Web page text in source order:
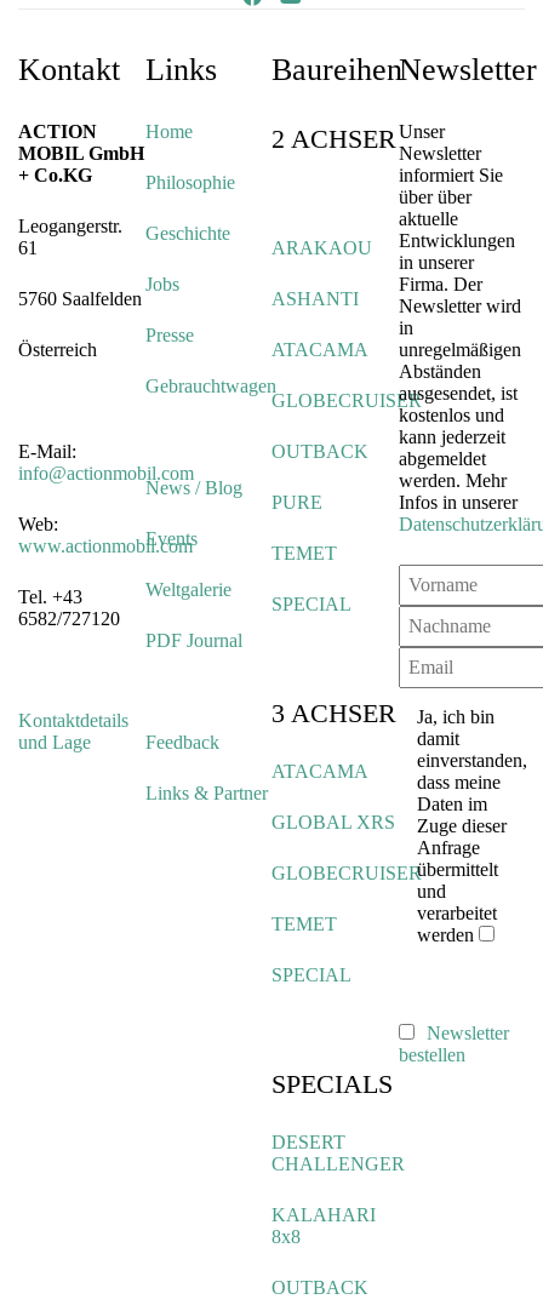
Kontakt
ACTION
MOBIL GmbH
+ Co.KG
Leogangerstr.
61
5760 Saalfelden
Österreich
E-Mail:
info@actionmobil.com
Web:
www.actionmobil.com
Tel. +43
6582/727120
Kontaktdetails
und Lage
Links
Home
Philosophie
Geschichte
Jobs
Presse
Gebrauchtwagen
News / Blog
Events
Weltgalerie
PDF Journal
Feedback
Links & Partner
Baureihen
2 ACHSER
ARAKAOU
ASHANTI
ATACAMA
GLOBECRUISER
OUTBACK
PURE
TEMET
SPECIAL
3 ACHSER
ATACAMA
GLOBAL XRS
GLOBECRUISER
TEMET
SPECIAL
SPECIALS
DESERT
CHALLENGER
KALAHARI
8x8
OUTBACK
Newsletter
Unser
Newsletter
informiert Sie
über über
aktuelle
Entwicklungen
in unserer
Firma. Der
Newsletter wird
in
unregelmäßigen
Abständen
ausgesendet, ist
kostenlos und
kann jederzeit
abgemeldet
werden. Mehr
Infos in unserer
Ja, ich bin
damit
einverstanden,
dass meine
Daten im
Zuge dieser
Anfrage
übermittelt
und
verarbeitet
werden
Newsletter
bestellen